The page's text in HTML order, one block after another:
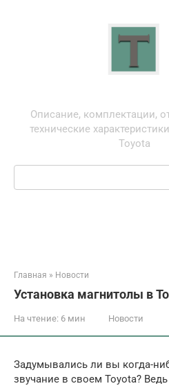
Описание, комплектации,
технические
Toyota
Поиск:
Главная » Новости
Установка магнитолы в
На чтение: 6 мин Новости
Задумывались ли вы когда-
звучание в своем Toyota?